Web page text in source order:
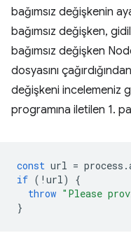
bağımsız değişkenin
bağımsız değişken,
bağımsız değişken
dosyasını
değişkeni incelemeniz
programına iletilen 1.
const url = process .
if ( ! url )
{
throw "Please
}